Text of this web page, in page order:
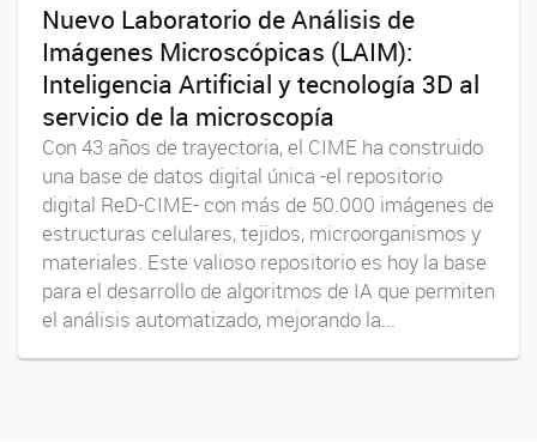
Nuevo Laboratorio de Análisis de
Imágenes Microscópicas (LAIM):
Inteligencia Artificial y tecnología 3D al
servicio de la microscopía
Con 43 años de trayectoria, el CIME ha construido
una base de datos digital única -el repositorio
digital ReD-CIME- con más de 50.000 imágenes de
estructuras celulares, tejidos, microorganismos y
materiales. Este valioso repositorio es hoy la base
para el desarrollo de algoritmos de IA que permiten
el análisis automatizado, mejorando la...